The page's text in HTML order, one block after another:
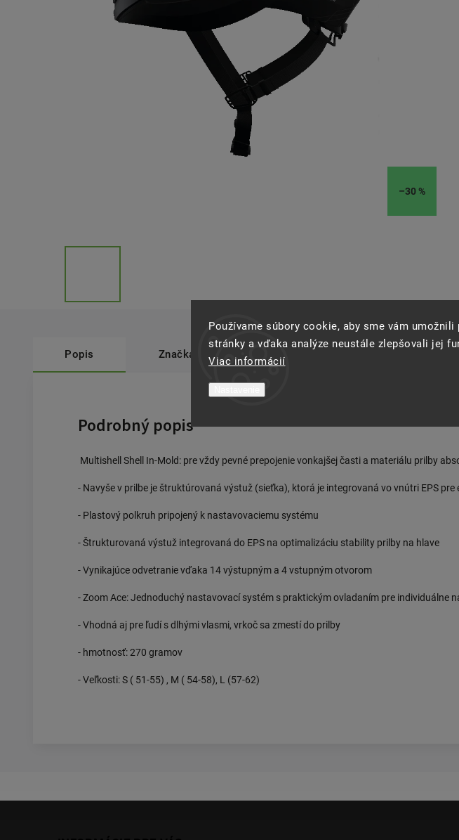
Používame súbory cookie, aby sme vám
stránky a vďaka analýze neustále zlepšovali jej
Viac informácií
–30 %
Popis Značka Abus
Podrobný popis
Multishell Shell In-Mold: pre vždy pevné prepojenie vonkajšej časti a materiálu prilby
- Navyše v prilbe je štruktúrovaná výstuž (sieťka), ktorá je integrovaná vo vnútri EPS
- Plastový polkruh pripojený k nastavovaciemu systému
- Štrukturovaná výstuž integrovaná do EPS na optimalizáciu stability prilby na hlave
- Vynikajúce odvetranie vďaka 14 výstupným a 4 vstupným otvorom
- Zoom Ace: Jednoduchý nastavovací systém s praktickým ovladaním pre individuálne
- Vhodná aj pre ľudí s dlhými vlasmi, vrkoč sa zmestí do prilby
- hmotnosť: 270 gramov
- Veľkosti: S ( 51-55) , M ( 54-58), L (57-62)